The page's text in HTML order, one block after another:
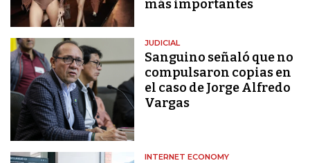
más importantes
JUDICIAL
Sanguino señaló que no
compulsaron copias en
el caso de Jorge Alfredo
Vargas
INTERNET ECONOMY